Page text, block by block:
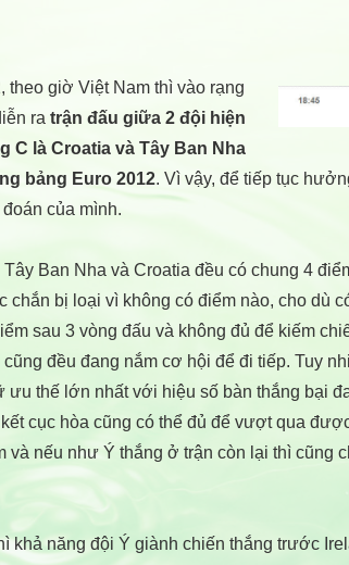
theo giờ Việt Nam thì vào rạng
ra trận đấu giữa 2 đội hiện
C là Croatia và Tây Ban Nha
bảng Euro 2012. Vì vậy, để tiếp tục
của mình.
Ban Nha và Croatia đều có chung 4
chắn bị loại vì không có điểm nào, cho dù
sau 3 vòng đấu và không đủ để kiếm
đều đang nắm cơ hội để đi tiếp. Tuy
ưu thế lớn nhất với hiệu số bàn thắng bại
cục hòa cũng có thể đủ để vượt qua
và nếu như Ý thắng ở trận còn lại thì cũng
khả năng đội Ý giành chiến thắng trước